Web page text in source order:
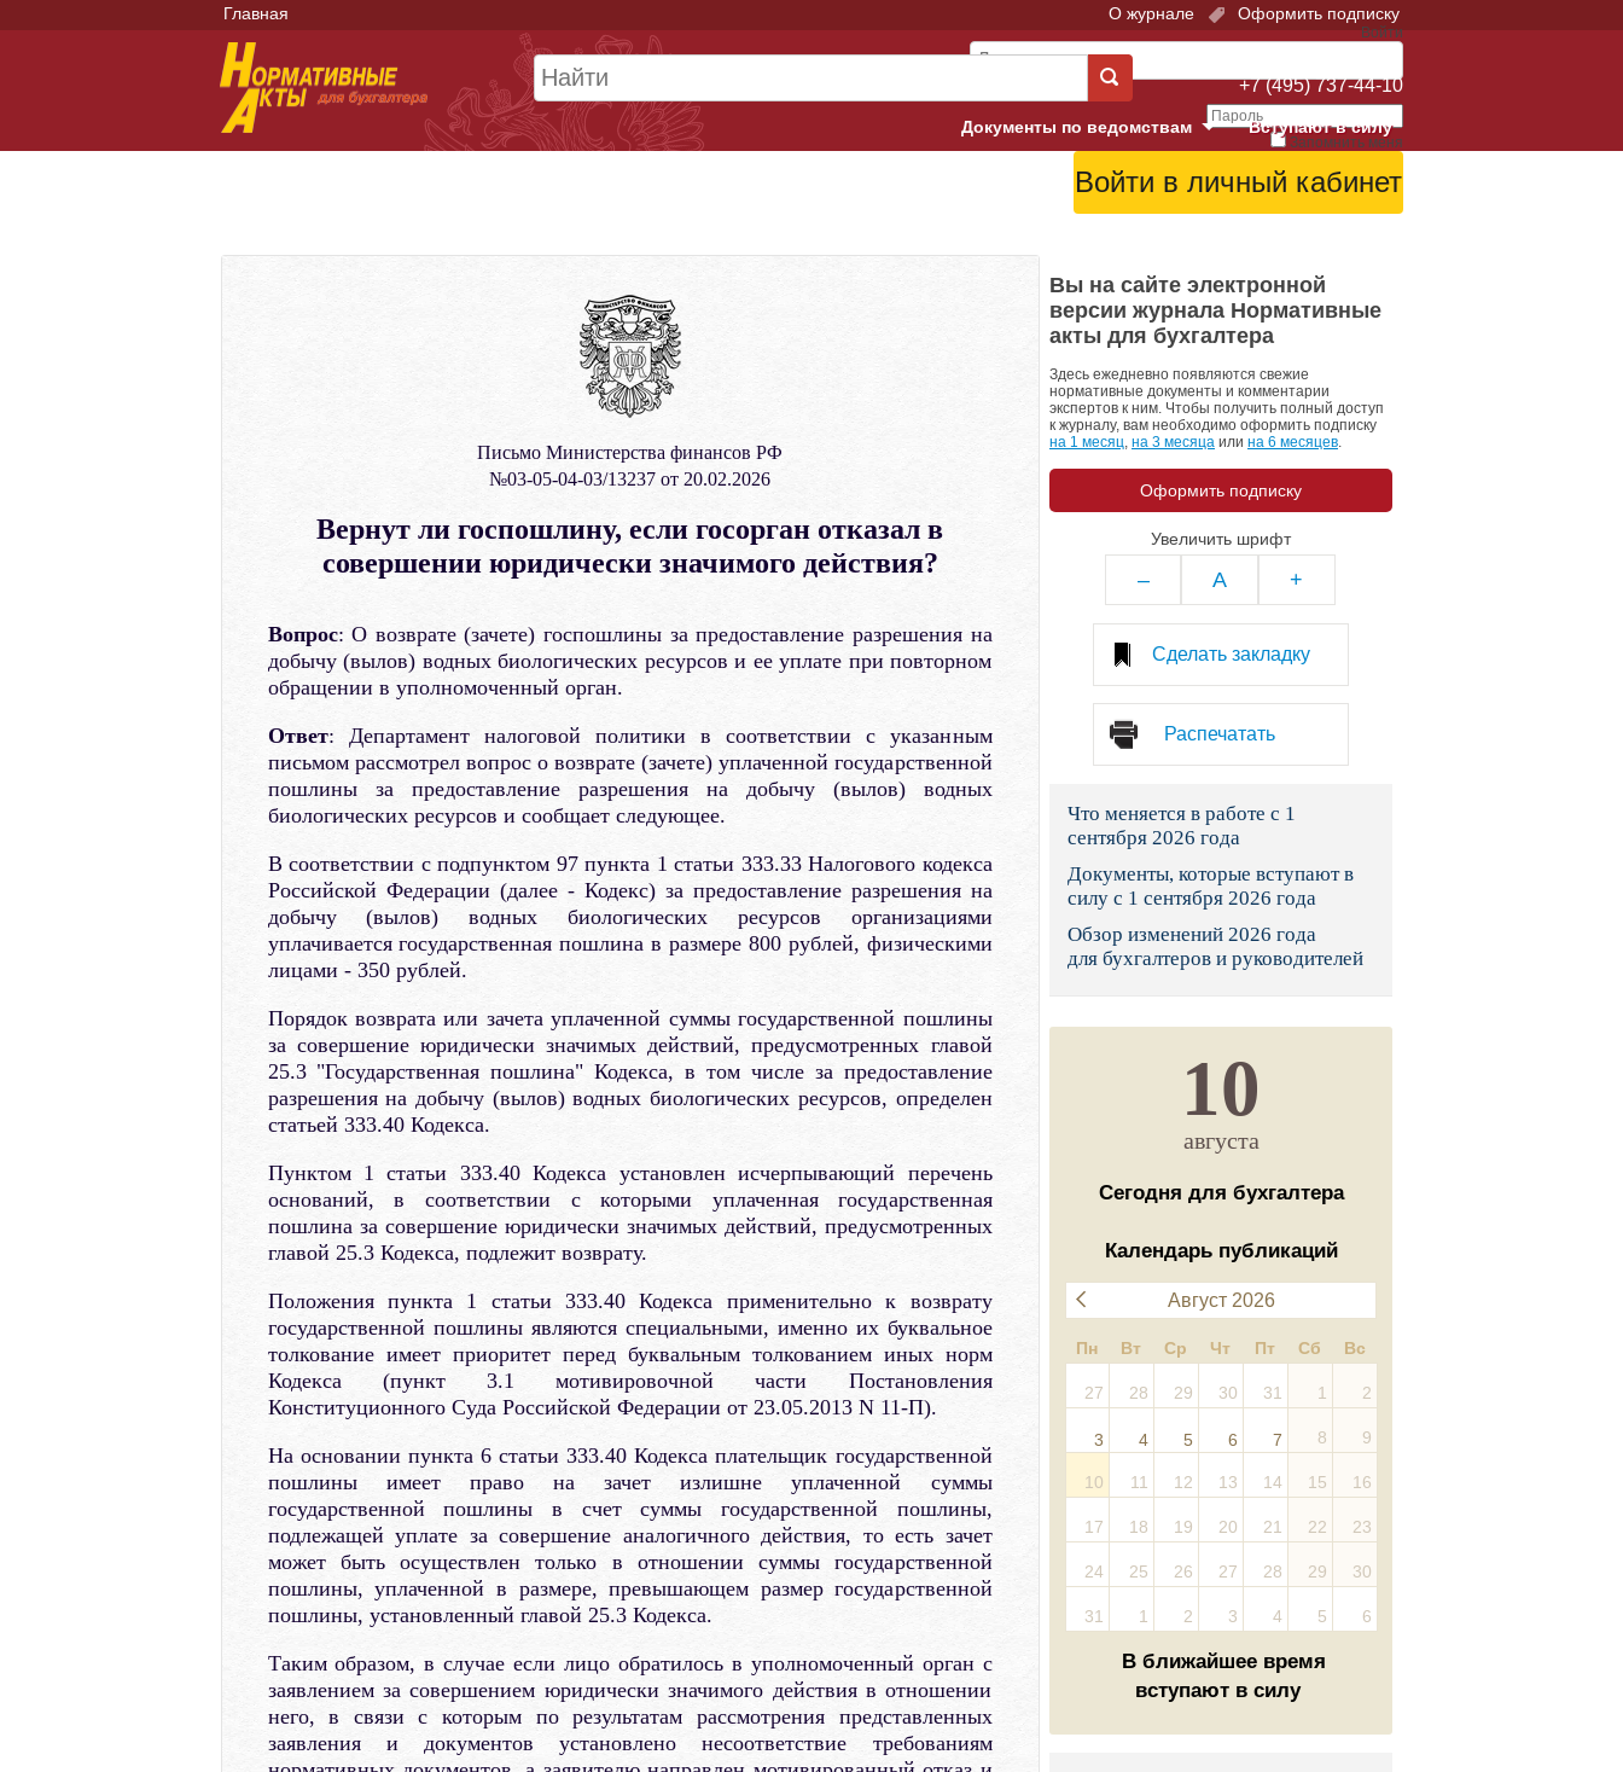
Главная О журнале Оформить подписку
Войти
Запомнить меня
+7 (495) 737-44-10
Вступают в силу
Документы по ведомствам
Арбитражные суды
Верховный Суд
Гострудинспекция в г. Москве
Конституционный Суд
Президент: законы и указы
Роструд
Социальный фонд России
Суд общей юрисдикции
Федеральная налоговая служба
Фонд социального страхования
Остальные ведомства
Письмо Министерства финансов РФ
№03-05-04-03/13237 от 20.02.2026
Вернут ли госпошлину, если госорган отказал в
совершении юридически значимого действия?
Вопрос: О возврате (зачете) госпошлины за предоставление разрешения на
добычу (вылов) водных биологических ресурсов и ее уплате при повторном
обращении в уполномоченный орган.
Ответ: Департамент налоговой политики в соответствии с указанным
письмом рассмотрел вопрос о возврате (зачете) уплаченной государственной
пошлины за предоставление разрешения на добычу (вылов) водных
биологических ресурсов и сообщает следующее.
В соответствии с подпунктом 97 пункта 1 статьи 333.33 Налогового кодекса
Российской Федерации (далее - Кодекс) за предоставление разрешения на
добычу (вылов) водных биологических ресурсов организациями
уплачивается государственная пошлина в размере 800 рублей, физическими
лицами - 350 рублей.
Порядок возврата или зачета уплаченной суммы государственной пошлины
за совершение юридически значимых действий, предусмотренных главой
25.3 "Государственная пошлина" Кодекса, в том числе за предоставление
разрешения на добычу (вылов) водных биологических ресурсов, определен
статьей 333.40 Кодекса.
Пунктом 1 статьи 333.40 Кодекса установлен исчерпывающий перечень
оснований, в соответствии с которыми уплаченная государственная
пошлина за совершение юридически значимых действий, предусмотренных
главой 25.3 Кодекса, подлежит возврату.
Положения пункта 1 статьи 333.40 Кодекса применительно к возврату
государственной пошлины являются специальными, именно их буквальное
толкование имеет приоритет перед буквальным толкованием иных норм
Кодекса (пункт 3.1 мотивировочной части Постановления
Конституционного Суда Российской Федерации от 23.05.2013 N 11-П).
На основании пункта 6 статьи 333.40 Кодекса плательщик государственной
пошлины имеет право на зачет излишне уплаченной суммы
государственной пошлины в счет суммы государственной пошлины,
подлежащей уплате за совершение аналогичного действия, то есть зачет
может быть осуществлен только в отношении суммы государственной
пошлины, уплаченной в размере, превышающем размер государственной
пошлины, установленный главой 25.3 Кодекса.
Таким образом, в случае если лицо обратилось в уполномоченный орган с
заявлением за совершением юридически значимого действия в отношении
него, в связи с которым по результатам рассмотрения представленных
заявления и документов установлено несоответствие требованиям
Вы на сайте электронной
версии журнала Нормативные
акты для бухгалтера
Здесь ежедневно появляются свежие
нормативные документы и комментарии
экспертов к ним. Чтобы получить полный доступ
к журналу, вам необходимо оформить подписку
на 1 месяц, на 3 месяца или на 6 месяцев.
Оформить подписку
Увеличить шрифт
– A +
Сделать закладку
Распечатать
Что меняется в работе с 1
сентября 2026 года
Документы, которые вступают в
силу с 1 сентября 2026 года
Обзор изменений 2026 года
для бухгалтеров и руководителей
10
августа
Сегодня для бухгалтера
Календарь публикаций
Август 2026
Пн Вт Ср Чт Пт Сб Вс
27 28 29 30 31 1 2
3 4 5 6 7 8 9
10 11 12 13 14 15 16
17 18 19 20 21 22 23
24 25 26 27 28 29 30
31 1 2 3 4 5 6
В ближайшее время
вступают в силу